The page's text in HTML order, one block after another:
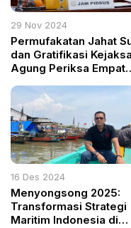
29 Nov 2024
Permufakatan Jahat
dan Gratifikasi
Agung Periksa Empat
16 Des 2024
Menyongsong 2025:
Transformasi Strategi
Maritim Indonesia di